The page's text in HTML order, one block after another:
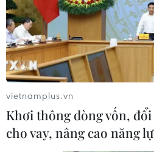
10/08/2026 09:30
Cộng đồng người Việt tại
chủ động góp sức vào hội
tế
10/08/2026 08:48
Điều đặc biệt ở xứ sở "dải mây
vietnamplus.vn
Khơi thông dòng vốn,
cho vay, nâng cao năng